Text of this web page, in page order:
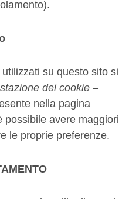
su questo sito si
dei cookie –
nella pagina
possibile avere maggiori
le proprie preferenze.